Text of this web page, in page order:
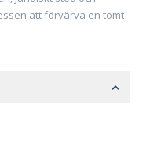
att förvärva en tomt